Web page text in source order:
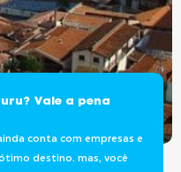
Vale a pena
conta com empresas e
destino. mas, você